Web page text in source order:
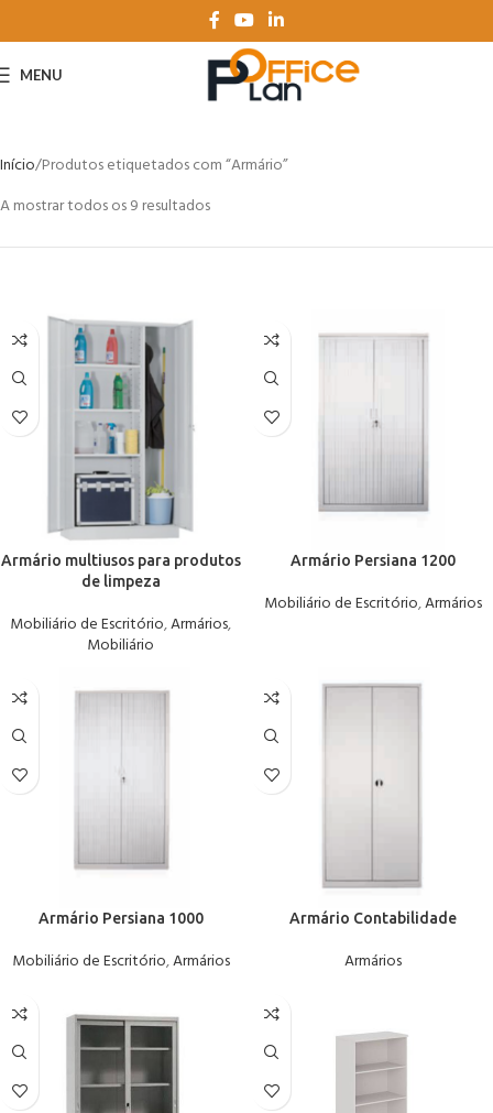
MENU
Início Produtos etiquetados com “Armário”
A mostrar todos os 9 resultados
Armário multiusos para produtos
de limpeza
Mobiliário de Escritório,Armários,
Mobiliário
Armário Persiana 1200
Mobiliário de Escritório,Armários
Armário Persiana 1000
Mobiliário de Escritório,Armários
Armário Contabilidade
Armários